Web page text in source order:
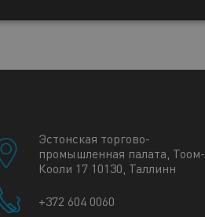
Эстонская торгово-
промышленная палата, Тоом-
Кооли 17 10130, Таллинн
+372 604 0060